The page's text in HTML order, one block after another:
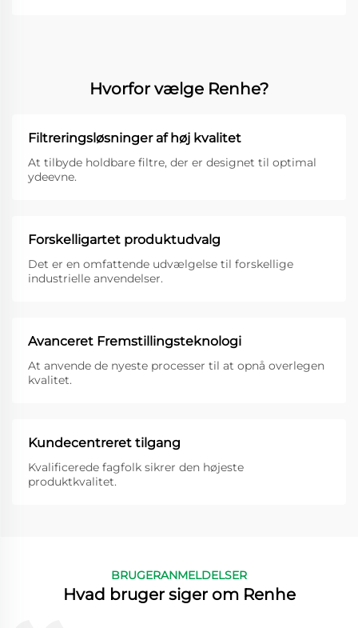
Hvorfor vælge Renhe?
Filtreringsløsninger af høj kvalitet
At tilbyde holdbare filtre, der er designet til optimal
ydeevne.
Forskelligartet produktudvalg
Det er en omfattende udvælgelse til forskellige
industrielle anvendelser.
Avanceret Fremstillingsteknologi
At anvende de nyeste processer til at opnå overlegen
kvalitet.
Kundecentreret tilgang
Kvalificerede fagfolk sikrer den højeste
produktkvalitet.
BRUGERANMELDELSER
Hvad bruger siger om Renhe